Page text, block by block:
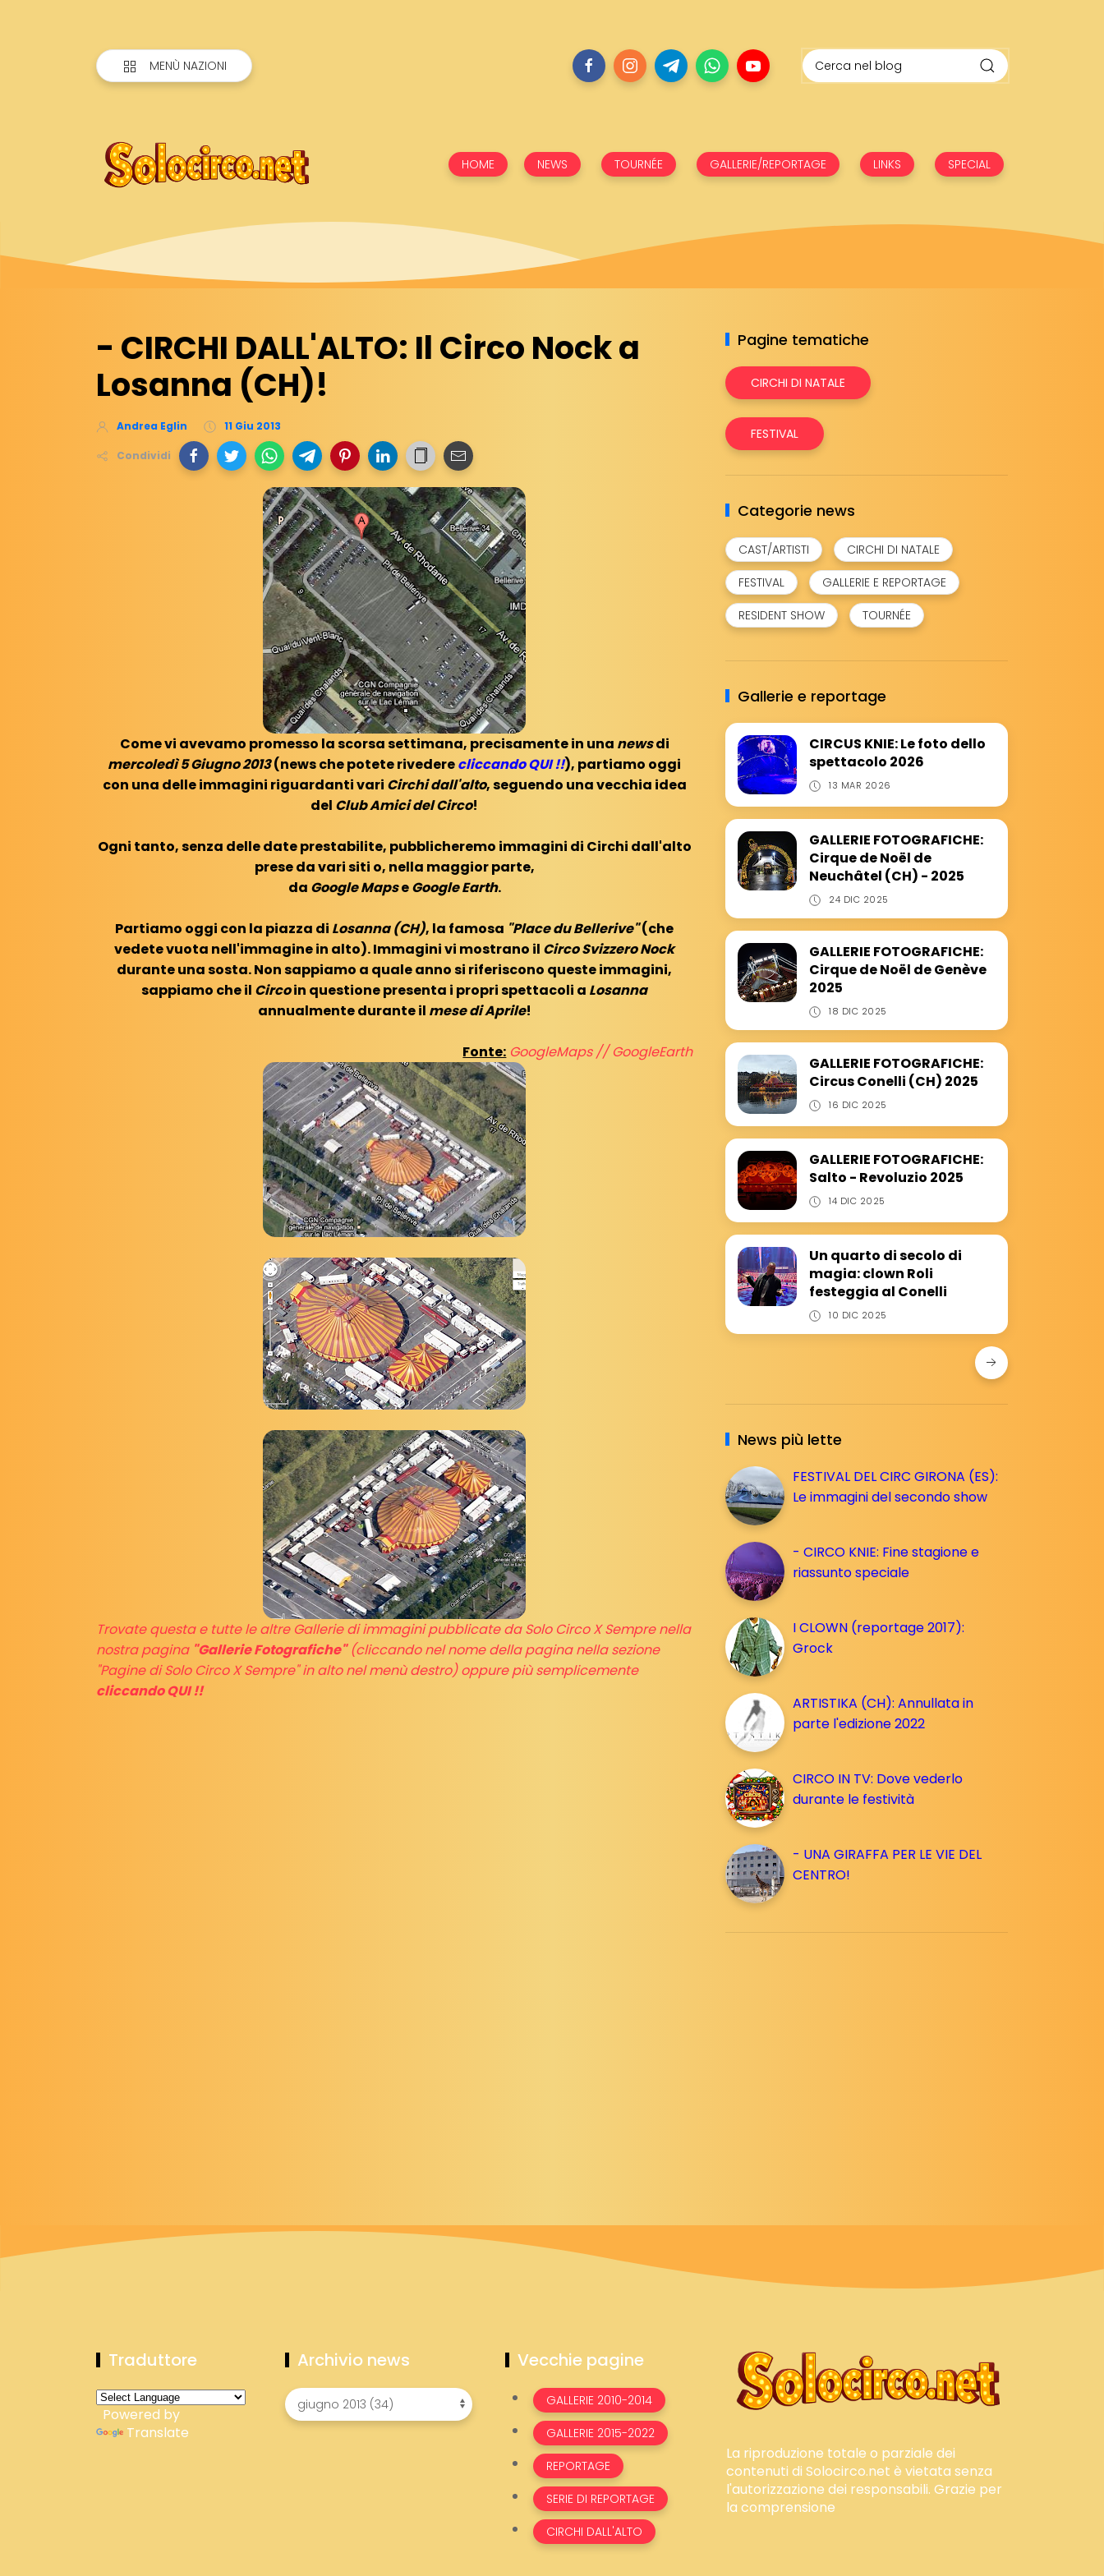
MENÙ NAZIONI
HOME NEWS TOURNÉE GALLERIE/REPORTAGE LINKS SPECIAL
- CIRCHI DALL'ALTO: Il Circo Nock a
Losanna (CH)!
Andrea Eglin 11 Giu 2013
Condividi
Come vi avevamo promesso la scorsa settimana, precisamente in una newsdi
mercoledì 5 Giugno 2013(news che potete rivederecliccando QUI !!), partiamo oggi
con una delle immagini riguardanti vari Circhi dall'alto, seguendo una vecchia idea
del Club Amici del Circo!
Ogni tanto, senza delle date prestabilite, pubblicheremo immagini di Circhi dall'alto
prese da vari siti o, nella maggior parte,
da Google MapseGoogle Earth.
Partiamo oggi con la piazza di Losanna (CH), la famosa "Place du Bellerive"(che
vedete vuota nell'immagine in alto). Immagini vi mostrano il Circo Svizzero Nock
durante una sosta. Non sappiamo a quale anno si riferiscono queste immagini,
sappiamo che il Circoin questione presenta i propri spettacoli a Losanna
annualmente durante il mese di Aprile!
Fonte: GoogleMaps // GoogleEarth
Trovate questa e tutte le altre Gallerie di immagini pubblicate da Solo Circo X Sempre nella
nostra pagina "Gallerie Fotografiche"(cliccando nel nome della pagina nella sezione
"Pagine di Solo Circo X Sempre" in alto nel menù destro) oppure più semplicemente
cliccando QUI !!
Pagine tematiche
CIRCHI DI NATALE
FESTIVAL
Categorie news
CAST/ARTISTI
CIRCHI DI NATALE
FESTIVAL
GALLERIE E REPORTAGE
RESIDENT SHOW
TOURNÉE
Gallerie e reportage
CIRCUS KNIE: Le foto dello
spettacolo 2026
13 MAR 2026
GALLERIE FOTOGRAFICHE:
Cirque de Noël de
Neuchâtel (CH) - 2025
24 DIC 2025
GALLERIE FOTOGRAFICHE:
Cirque de Noël de Genève
2025
18 DIC 2025
GALLERIE FOTOGRAFICHE:
Circus Conelli (CH) 2025
16 DIC 2025
GALLERIE FOTOGRAFICHE:
Salto - Revoluzio 2025
14 DIC 2025
Un quarto di secolo di
magia: clown Roli
festeggia al Conelli
10 DIC 2025
News più lette
FESTIVAL DEL CIRC GIRONA (ES):
Le immagini del secondo show
- CIRCO KNIE: Fine stagione e
riassunto speciale
I CLOWN (reportage 2017):
Grock
ARTISTIKA (CH): Annullata in
parte l'edizione 2022
CIRCO IN TV: Dove vederlo
durante le festività
- UNA GIRAFFA PER LE VIE DEL
CENTRO!
Traduttore
Powered by
Translate
Archivio news Vecchie pagine
GALLERIE 2010-2014
GALLERIE 2015-2022
REPORTAGE
SERIE DI REPORTAGE
CIRCHI DALL'ALTO
La riproduzione totale o parziale dei
contenuti di Solocirco.net è vietata senza
l'autorizzazione dei responsabili. Grazie per
la comprensione